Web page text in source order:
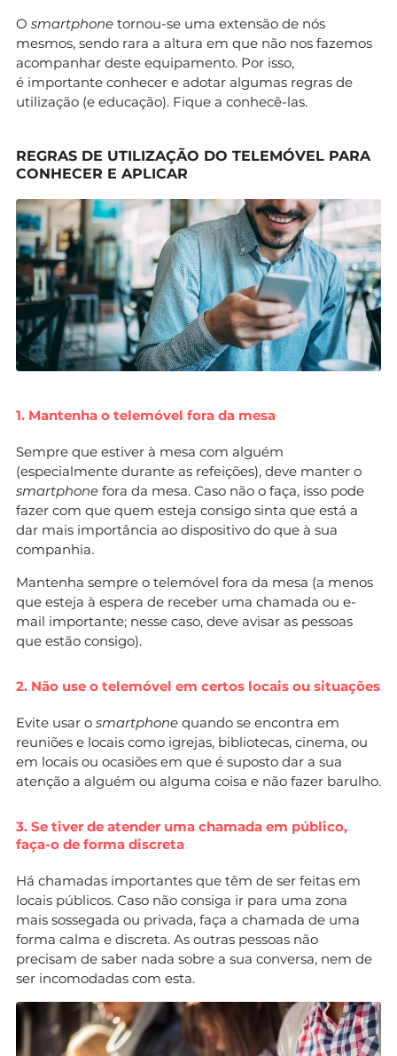
O smartphone tornou-se uma extensão de nós
mesmos, sendo rara a altura em que não nos fazemos
acompanhar deste equipamento. Por isso,
é importante conhecer e adotar algumas regras de
utilização (e educação). Fique a conhecê-las.
REGRAS DE UTILIZAÇÃO DO TELEMÓVEL PARA
CONHECER E APLICAR
1. Mantenha o telemóvel fora da mesa
Sempre que estiver à mesa com alguém
(especialmente durante as refeições), deve manter o
smartphone fora da mesa. Caso não o faça, isso pode
fazer com que quem esteja consigo sinta que está a
dar mais importância ao dispositivo do que à sua
companhia.
Mantenha sempre o telemóvel fora da mesa (a menos
que esteja à espera de receber uma chamada ou e-
mail importante; nesse caso, deve avisar as pessoas
que estão consigo).
2. Não use o telemóvel em certos locais ou situações
Evite usar o smartphone quando se encontra em
reuniões e locais como igrejas, bibliotecas, cinema, ou
em locais ou ocasiões em que é suposto dar a sua
atenção a alguém ou alguma coisa e não fazer barulho.
3. Se tiver de atender uma chamada em público,
faça-o de forma discreta
Há chamadas importantes que têm de ser feitas em
locais públicos. Caso não consiga ir para uma zona
mais sossegada ou privada, faça a chamada de uma
forma calma e discreta. As outras pessoas não
precisam de saber nada sobre a sua conversa, nem de
ser incomodadas com esta.